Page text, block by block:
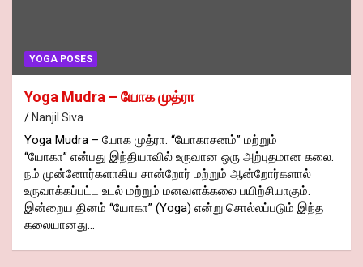
YOGA POSES
Yoga Mudra – யோக முத்ரா
Nanjil Siva
Yoga Mudra – யோக முத்ரா. “யோகாசனம்” மற்றும்
“யோகா” என்பது இந்தியாவில் உருவான ஒரு அற்புதமான கலை.
நம் முன்னோர்களாகிய சான்றோர் மற்றும் ஆன்றோர்களால்
உருவாக்கப்பட்ட உடல் மற்றும் மனவளக்கலை பயிற்சியாகும்.
இன்றைய தினம் “யோகா” (Yoga) என்று சொல்லப்படும் இந்த
கலையானது…